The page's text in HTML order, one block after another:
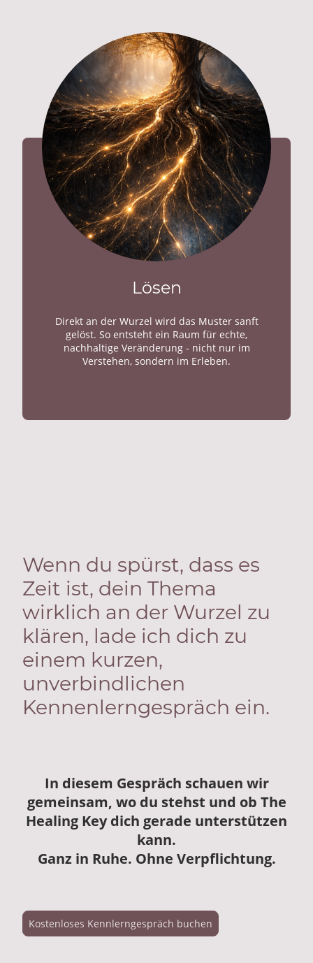
Lösen
Direkt an der Wurzel wird das Muster sanft
gelöst. So entsteht ein Raum für echte,
nachhaltige Veränderung - nicht nur im
Verstehen, sondern im Erleben.
Wenn du spürst, dass es
Zeit ist, dein Thema
wirklich an der Wurzel zu
klären, lade ich dich zu
einem kurzen,
unverbindlichen
Kennenlerngespräch ein.
In diesem Gespräch schauen wir
gemeinsam, wo du stehst und ob The
Healing Key dich gerade unterstützen
kann.
Ganz in Ruhe. Ohne Verpflichtung.
Kostenloses Kennlerngespräch buchen